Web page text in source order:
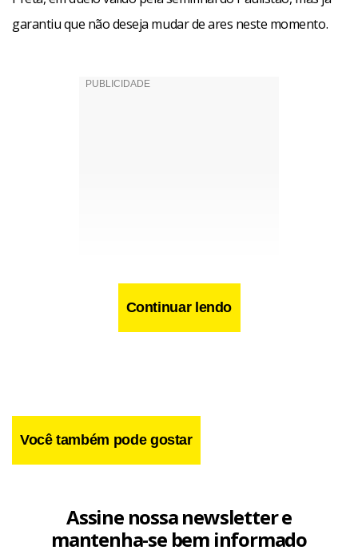
garantiu que não deseja mudar de ares neste momento.
torcedores e não comparece aos treinos da Lusa há 11
revelou, o gerente de futebol rubro-verde, Candinho,
Continuar lendo
Você também pode gostar
Assine nossa newsletter e
mantenha-se bem informado